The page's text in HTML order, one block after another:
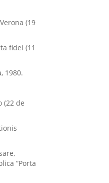
(19
fidei (11
1980.
(22 de
“Porta